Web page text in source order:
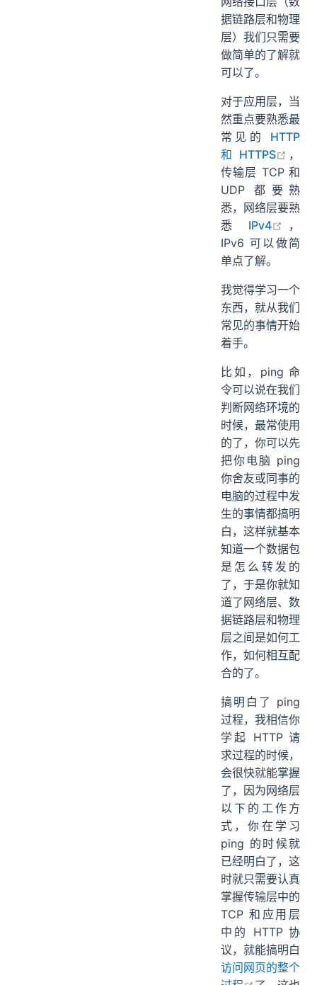
据链路层和物理
层）我们只需要
做简单的了解就
可以了。
对于应用层，当
然重点要熟悉最
常见的 HTTP
和 HTTPS
，
传输层 TCP 和
UDP 都要熟
悉，网络层要熟
悉 IPv4
，
IPv6 可以做简
单点了解。
我觉得学习一个
东西，就从我们
常见的事情开始
着手。
比如，ping 命
令可以说在我们
判断网络环境的
时候，最常使用
的了，你可以先
把你电脑 ping
你舍友或同事的
电脑的过程中发
生的事情都搞明
白，这样就基本
知道一个数据包
是怎么转发的
了，于是你就知
道了网络层、数
据链路层和物理
层之间是如何工
作，如何相互配
合的了。
搞明白了 ping
过程，我相信你
学起 HTTP 请
求过程的时候，
会很快就能掌握
了，因为网络层
以下的工作方
式，你在学习
ping 的时候就
已经明白了，这
时就只需要认真
掌握传输层中的
TCP 和应用层
中的 HTTP 协
议，就能搞明白
访问网页的整个